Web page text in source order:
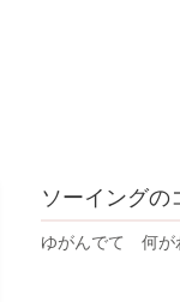
ソーイング
ゆがんでて 何が